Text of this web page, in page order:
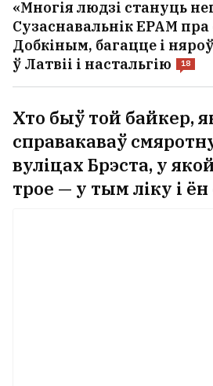
«Многія людзі стануць
Сузаснавальнік EPAM пра
Добкіным, багацце і
ў Латвіі і настальгію
18
Хто быў той байкер,
справакаваў
вуліцах Брэста, у
трое — у тым ліку і